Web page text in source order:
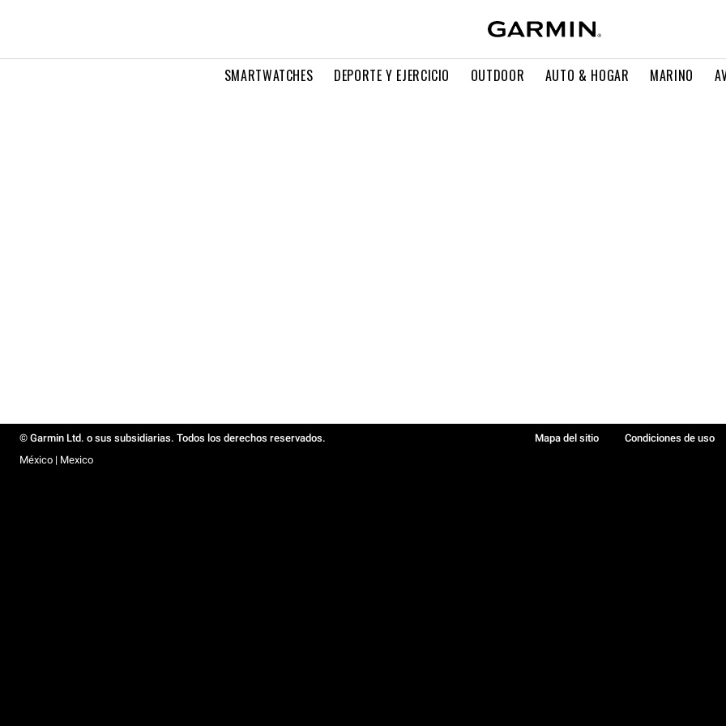
SMARTWATCHES DEPORTE Y EJERCICIO OUTDOOR AUTO & HOGAR MARINO
© Garmin Ltd. o sus subsidiarias. Todos los derechos reservados. Mapa del sitio Condiciones de uso
México | Mexico